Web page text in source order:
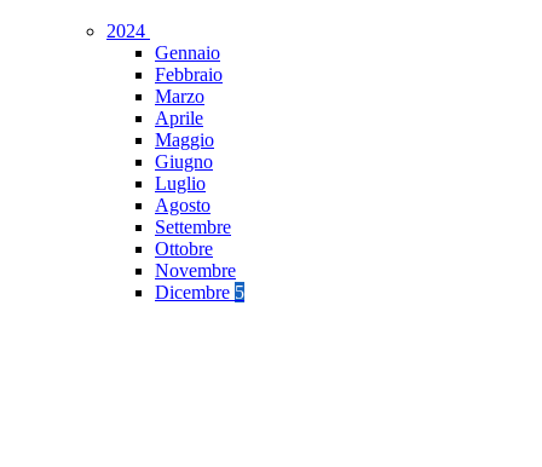
2024
Gennaio
Febbraio
Marzo
Aprile
Maggio
Giugno
Luglio
Agosto
Settembre
Ottobre
Novembre
Dicembre 5